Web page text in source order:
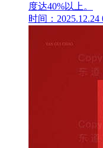
度达40%以上。
时间：2025.12.24